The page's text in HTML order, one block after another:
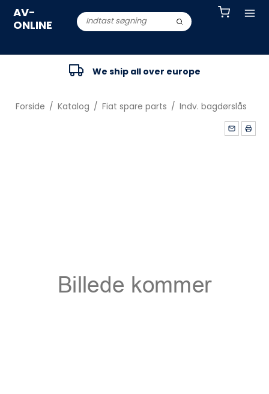
AV-
ONLINE
We ship all over europe
Forside / Katalog / Fiat spare parts / Indv. bagdørslås